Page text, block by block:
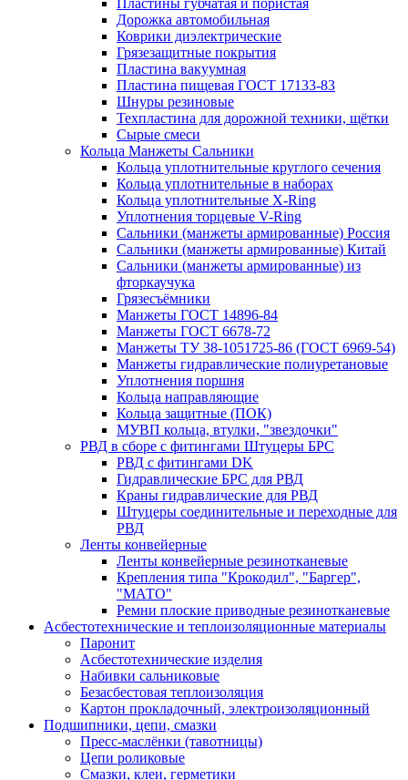
Пластины губчатая и пористая
Дорожка автомобильная
Коврики диэлектрические
Грязезащитные покрытия
Пластина вакуумная
Пластина пищевая ГОСТ 17133-83
Шнуры резиновые
Техпластина для дорожной техники, щётки
Сырые смеси
Кольца Манжеты Сальники
Кольца уплотнительные круглого сечения
Кольца уплотнительные в наборах
Кольца уплотнительные Х-Ring
Уплотнения торцевые V-Ring
Сальники (манжеты армированные) Россия
Сальники (манжеты армированные) Китай
Сальники (манжеты армированные) из
фторкаучука
Грязесъёмники
Манжеты ГОСТ 14896-84
Манжеты ГОСТ 6678-72
Манжеты ТУ 38-1051725-86 (ГОСТ 6969-54)
Манжеты гидравлические полиуретановые
Уплотнения поршня
Кольца направляющие
Кольца защитные (ПОК)
МУВП кольца, втулки, "звездочки"
РВД в сборе с фитингами Штуцеры БРС
РВД с фитингами DK
Гидравлические БРС для РВД
Краны гидравлические для РВД
Штуцеры соединительные и переходные для
РВД
Ленты конвейерные
Ленты конвейерные резинотканевые
Крепления типа "Крокодил", "Баргер",
"МАТО"
Ремни плоские приводные резинотканевые
Асбестотехнические и теплоизоляционные материалы
Паронит
Асбестотехнические изделия
Набивки сальниковые
Безасбестовая теплоизоляция
Картон прокладочный, электроизоляционный
Подшипники, цепи, смазки
Пресс-маслёнки (тавотницы)
Цепи роликовые
Смазки, клеи, герметики